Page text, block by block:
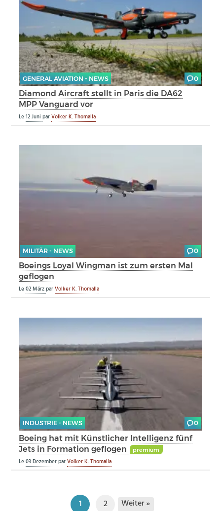
GENERAL AVIATION - NEWS 0
Diamond Aircraft stellt in Paris die DA62
MPP Vanguard vor
Le12 JuniparVolker K. Thomalla
MILITÄR - NEWS 0
Boeings Loyal Wingman ist zum ersten Mal
geflogen
Le02 MärzparVolker K. Thomalla
INDUSTRIE - NEWS 0
Boeing hat mit Künstlicher Intelligenz fünf
Jets in Formation geflogen
premium
Le03 DezemberparVolker K. Thomalla
1 2 Weiter »